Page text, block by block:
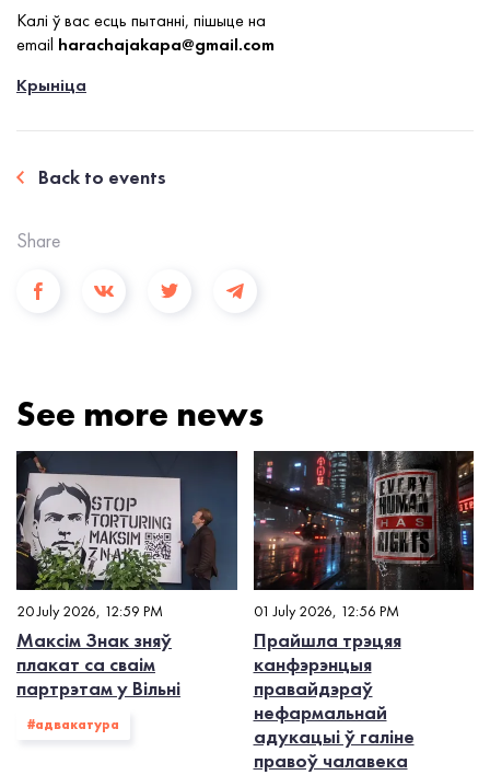
Калі ў вас есць пытанні, пішыце на
email harachajakapa@gmail.com
Крыніца
Back to events
Share
See more news
20 July 2026, 12:59 PM
Максім Знак зняў
плакат са сваім
партрэтам у Вільні
#адвакатура
01 July 2026, 12:56 PM
Прайшла трэцяя
канфэрэнцыя
правайдэраў
нефармальнай
адукацыі ў галіне
правоў чалавека